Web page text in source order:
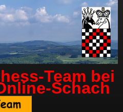
Team bei
Schach